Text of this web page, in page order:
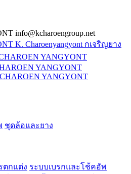
info@kcharoengroup.net
K. Charoenyangyont กเจริญยาง
ชุดล้อและยาง
ตกแต่ง ระบบเบรกและโช้คอัพ